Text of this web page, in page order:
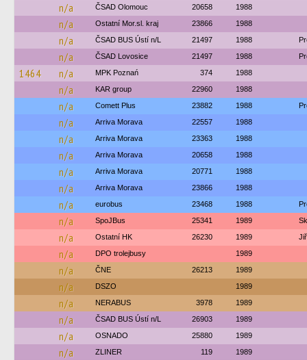
n/a ČSAD Olomouc 20658 1988
n/a Ostatní Mor.sl. kraj 23866 1988
n/a ČSAD BUS Ústí n/L 21497 1988
n/a ČSAD Lovosice 21497 1988
1464 n/a MPK Poznań 374 1988
n/a KAR group 22960 1988
n/a Comett Plus 23882 1988
n/a Arriva Morava 22557 1988
n/a Arriva Morava 23363 1988
n/a Arriva Morava 20658 1988
n/a Arriva Morava 20771 1988
n/a Arriva Morava 23866 1988
n/a eurobus 23468 1988
n/a SpoJBus 25341 1989
n/a Ostatní HK 26230 1989
n/a DPO trolejbusy 1989
n/a ČNE 26213 1989
n/a DSZO 1989
n/a NERABUS 3978 1989
n/a ČSAD BUS Ústí n/L 26903 1989
n/a OSNADO 25880 1989
n/a ZLINER 119 1989